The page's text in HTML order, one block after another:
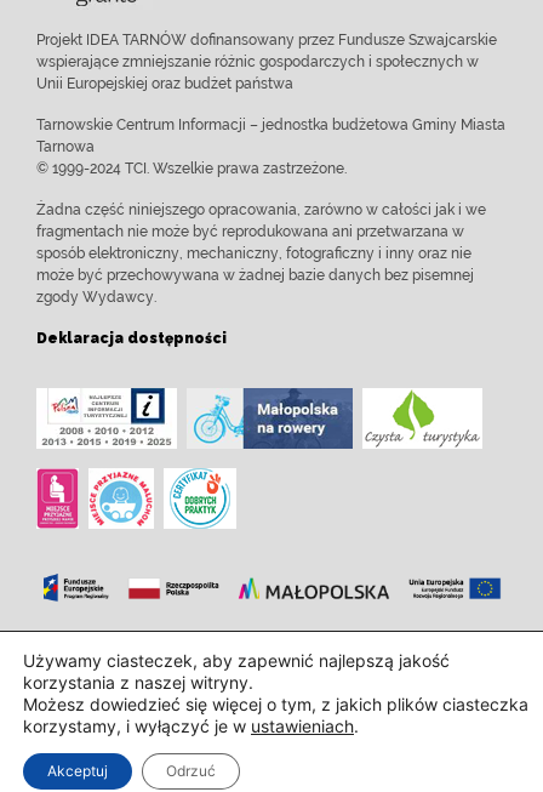
Projekt IDEA TARNÓW dofinansowany przez Fundusze Szwajcarskie
wspierające zmniejszanie różnic gospodarczych i społecznych w
Unii Europejskiej oraz budżet państwa
Tarnowskie Centrum Informacji – jednostka budżetowa Gminy Miasta
Tarnowa
© 1999-2024 TCI. Wszelkie prawa zastrzeżone.
Żadna część niniejszego opracowania, zarówno w całości jak i we
fragmentach nie może być reprodukowana ani przetwarzana w
sposób elektroniczny, mechaniczny, fotograficzny i inny oraz nie
może być przechowywana w żadnej bazie danych bez pisemnej
zgody Wydawcy.
Deklaracja dostępności
Zaprojektowanie i wdrożenie: InTechHouse.com
Używamy ciasteczek, aby zapewnić najlepszą jakość
korzystania z naszej witryny.
Możesz dowiedzieć się więcej o tym, z jakich plików ciasteczka
korzystamy, i wyłączyć je w ustawieniach.
Akceptuj Odrzuć